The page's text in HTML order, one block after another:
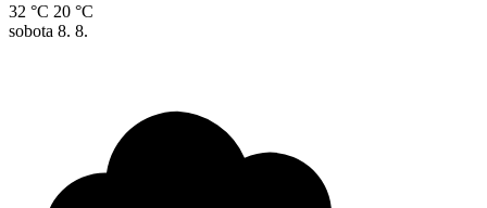
32 °C 20 °C
sobota 8. 8.